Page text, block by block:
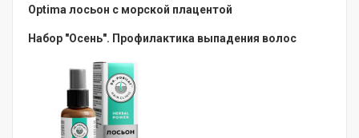
Optima лосьон с морской плацентой
Набор "Осень". Профилактика выпадения волос